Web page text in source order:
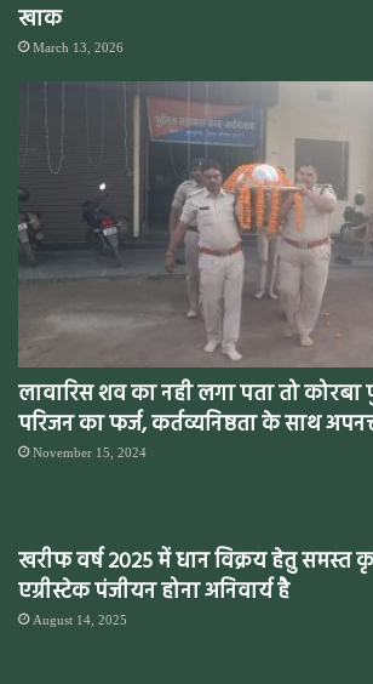
खाक
March 13, 2026
लावारिस शव का नही लगा पता तो कोरबा
परिजन का फर्ज, कर्तव्यनिष्ठता के साथ
November 15, 2024
खरीफ वर्ष 2025 में धान विक्रय हेतु समस्त
एग्रीस्टेक पंजीयन होना अनिवार्य है
August 14, 2025